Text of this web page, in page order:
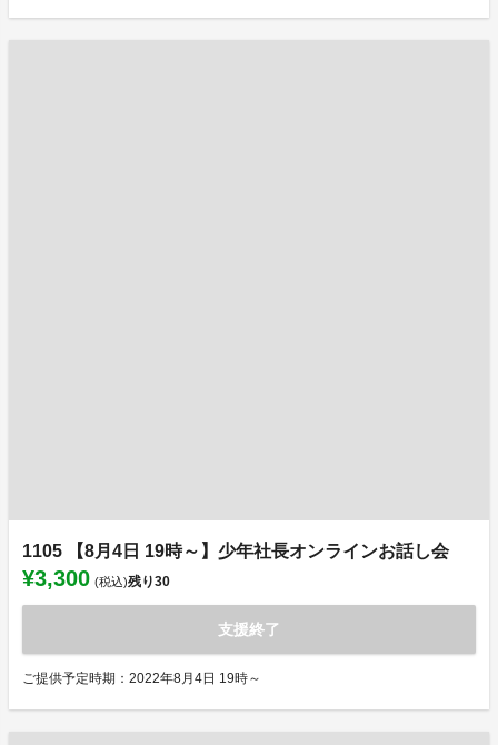
1105 【8月4日 19時～】少年社長オンラインお話し会
¥3,300 (税込)残り30
支援終了
ご提供予定時期：2022年8月4日 19時～